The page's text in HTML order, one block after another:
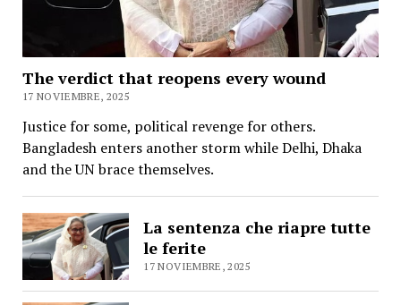
The verdict that reopens every wound
17 NOVIEMBRE, 2025
Justice for some, political revenge for others.
Bangladesh enters another storm while Delhi, Dhaka
and the UN brace themselves.
La sentenza che riapre tutte
le ferite
17 NOVIEMBRE, 2025